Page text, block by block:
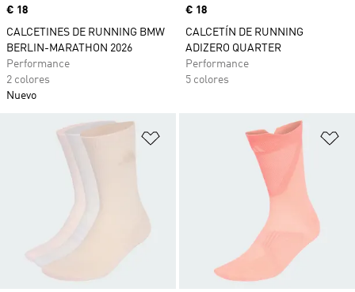
Precio
€ 18
CALCETINES DE RUNNING BMW
BERLIN-MARATHON 2026
Performance
2 colores
Nuevo
Precio
€ 18
CALCETÍN DE RUNNING
ADIZERO QUARTER
Performance
5 colores
Añadir a la lista de deseos